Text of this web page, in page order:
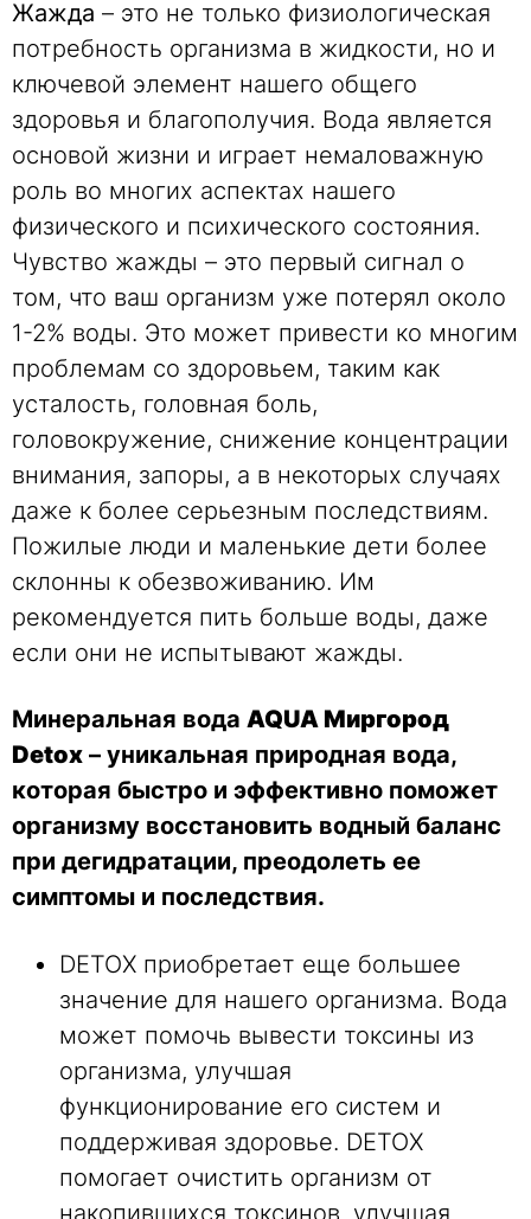
Жажда – это не только физиологическая
потребность организма в жидкости, но и
ключевой элемент нашего общего
здоровья и благополучия. Вода является
основой жизни и играет немаловажную
роль во многих аспектах нашего
физического и психического состояния.
Чувство жажды – это первый сигнал о
том, что ваш организм уже потерял около
1-2% воды. Это может привести ко многим
проблемам со здоровьем, таким как
усталость, головная боль,
головокружение, снижение концентрации
внимания, запоры, а в некоторых случаях
даже к более серьезным последствиям.
Пожилые люди и маленькие дети более
склонны к обезвоживанию. Им
рекомендуется пить больше воды, даже
если они не испытывают жажды.
Минеральная вода AQUA Миргород
Detox – уникальная природная вода,
которая быстро и эффективно поможет
организму восстановить водный баланс
при дегидратации, преодолеть ее
симптомы и последствия.
DETOX приобретает еще большее
значение для нашего организма. Вода
может помочь вывести токсины из
организма, улучшая
функционирование его систем и
поддерживая здоровье. DETOX
помогает очистить организм от
накопившихся токсинов, улучшая